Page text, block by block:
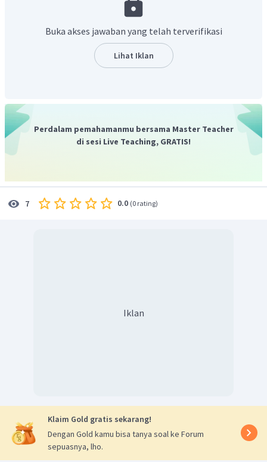
Buka akses jawaban yang telah terverifikasi
Lihat Iklan
Perdalam pemahamanmu bersama Master Teacher
di sesi Live Teaching, GRATIS!
7 0.0 (0 rating)
Iklan
Klaim Gold gratis sekarang!
Dengan Gold kamu bisa tanya soal ke Forum
sepuasnya, lho.